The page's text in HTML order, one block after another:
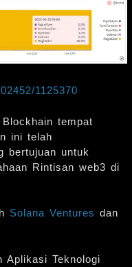
1125370
tempat
ini telah
bertujuan untuk
Rintisan web3 di
Solana Ventures dan
Aplikasi Teknologi